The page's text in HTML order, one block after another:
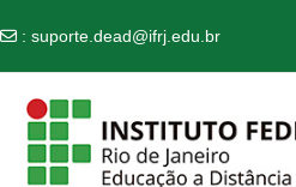
: suporte.dead@ifrj.edu.br